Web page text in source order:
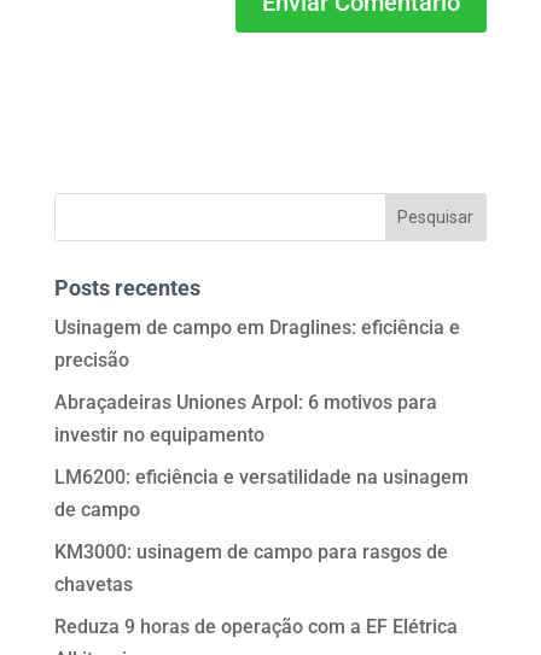
Posts recentes
Usinagem de campo em Draglines: eficiência e
precisão
Abraçadeiras Uniones Arpol: 6 motivos para
investir no equipamento
LM6200: eficiência e versatilidade na usinagem
de campo
KM3000: usinagem de campo para rasgos de
chavetas
Reduza 9 horas de operação com a EF Elétrica